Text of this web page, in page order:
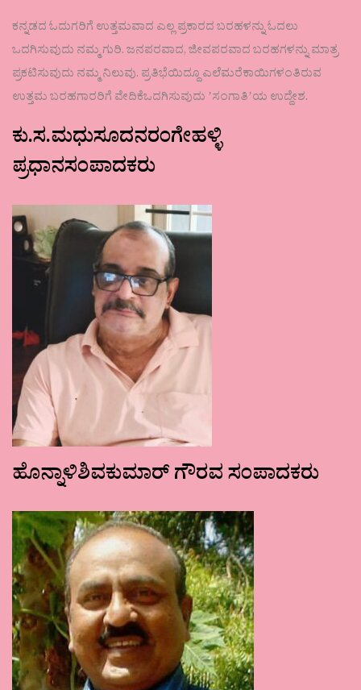
ಕನ್ನಡದ ಓದುಗರಿಗೆ ಉತ್ತಮವಾದ ಎಲ್ಲ ಪ್ರಕಾರದ ಬರಹಳನ್ನು ಓದಲು
ಒದಗಿಸುವುದು ನಮ್ಮ ಗುರಿ. ಜನಪರವಾದ, ಜೀವಪರವಾದ ಬರಹಗಳನ್ನು ಮಾತ್ರ
ಪ್ರಕಟಿಸುವುದು ನಮ್ಮ ನಿಲುವು. ಪ್ರತಿಭೆಯಿದ್ದೂ ಎಲೆಮರೆಕಾಯಿಗಳಂತಿರುವ
ಉತ್ತಮ ಬರಹಗಾರರಿಗೆ ವೇದಿಕೆಒದಗಿಸುವುದು ʼಸಂಗಾತಿʼಯ ಉದ್ದೇಶ.
ಕು.ಸ.ಮಧುಸೂದನರಂಗೇಹಳ್ಳಿ
ಪ್ರಧಾನಸಂಪಾದಕರು
ಹೊನ್ನಾಳಿಶಿವಕುಮಾರ್ ಗೌರವ ಸಂಪಾದಕರು